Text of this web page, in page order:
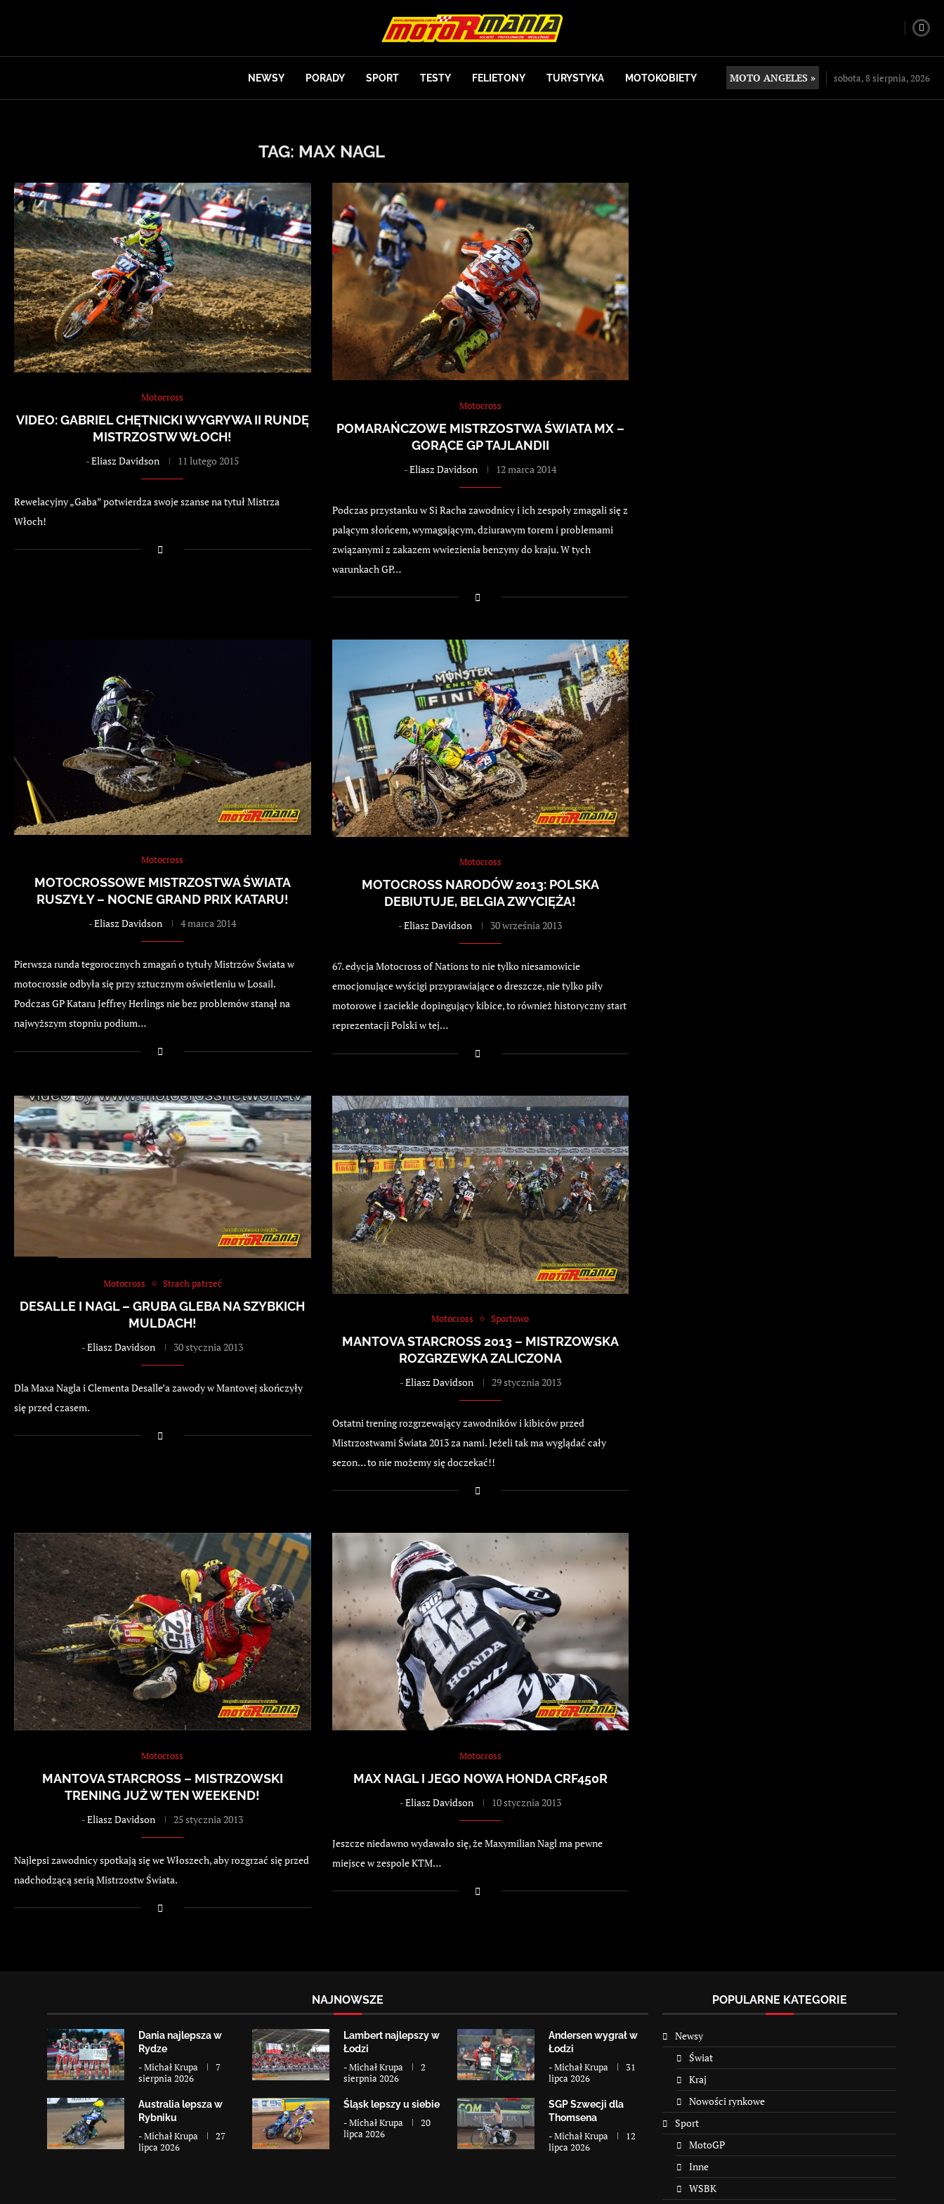
NEWSY PORADY SPORT TESTY FELIETONY TURYSTYKA MOTOKOBIETY MOTO ANGELES » sobota, 8 sierpnia, 2026
TAG: MAX NAGL
Motocross
VIDEO: GABRIEL CHĘTNICKI WYGRYWA II RUNDĘ
MISTRZOSTW WŁOCH!
-Eliasz Davidson 11 lutego 2015
Rewelacyjny „Gaba” potwierdza swoje szanse na tytuł Mistrza
Włoch!
Motocross
POMARAŃCZOWE MISTRZOSTWA ŚWIATA MX –
GORĄCE GP TAJLANDII
-Eliasz Davidson 12 marca 2014
Podczas przystanku w Si Racha zawodnicy i ich zespoły zmagali się z
palącym słońcem, wymagającym, dziurawym torem i problemami
związanymi z zakazem wwiezienia benzyny do kraju. W tych
warunkach GP…
Motocross
MOTOCROSSOWE MISTRZOSTWA ŚWIATA
RUSZYŁY – NOCNE GRAND PRIX KATARU!
-Eliasz Davidson 4 marca 2014
Pierwsza runda tegorocznych zmagań o tytuły Mistrzów Świata w
motocrossie odbyła się przy sztucznym oświetleniu w Losail.
Podczas GP Kataru Jeffrey Herlings nie bez problemów stanął na
najwyższym stopniu podium…
Motocross
MOTOCROSS NARODÓW 2013: POLSKA
DEBIUTUJE, BELGIA ZWYCIĘŻA!
-Eliasz Davidson 30 września 2013
67. edycja Motocross of Nations to nie tylko niesamowicie
emocjonujące wyścigi przyprawiające o dreszcze, nie tylko piły
motorowe i zaciekle dopingujący kibice, to również historyczny start
reprezentacji Polski w tej…
Motocross Strach patrzeć
DESALLE I NAGL – GRUBA GLEBA NA SZYBKICH
MULDACH!
-Eliasz Davidson 30 stycznia 2013
Dla Maxa Nagla i Clementa Desalle’a zawody w Mantovej skończyły
się przed czasem.
Motocross Sportowo
MANTOVA STARCROSS 2013 – MISTRZOWSKA
ROZGRZEWKA ZALICZONA
-Eliasz Davidson 29 stycznia 2013
Ostatni trening rozgrzewający zawodników i kibiców przed
Mistrzostwami Świata 2013 za nami. Jeżeli tak ma wyglądać cały
sezon… to nie możemy się doczekać!!
Motocross
MANTOVA STARCROSS – MISTRZOWSKI
TRENING JUŻ W TEN WEEKEND!
-Eliasz Davidson 25 stycznia 2013
Najlepsi zawodnicy spotkają się we Włoszech, aby rozgrzać się przed
nadchodzącą serią Mistrzostw Świata.
Motocross
MAX NAGL I JEGO NOWA HONDA CRF450R
-Eliasz Davidson 10 stycznia 2013
Jeszcze niedawno wydawało się, że Maxymilian Nagl ma pewne
miejsce w zespole KTM…
NAJNOWSZE
Dania najlepsza w
Rydze
-Michał Krupa
7
sierpnia 2026
Lambert najlepszy w
Łodzi
-Michał Krupa
2
sierpnia 2026
Andersen wygrał w
Łodzi
-Michał Krupa
31
lipca 2026
Australia lepsza w
Rybniku
-Michał Krupa
27
lipca 2026
Śląsk lepszy u siebie
-Michał Krupa
20
lipca 2026
SGP Szwecji dla
Thomsena
-Michał Krupa
12
lipca 2026
POPULARNE KATEGORIE
Newsy
Świat
Kraj
Nowości rynkowe
Sport
MotoGP
Inne
WSBK